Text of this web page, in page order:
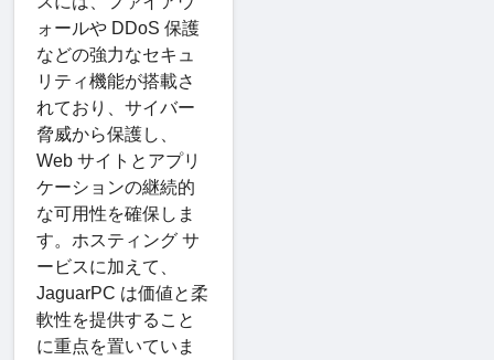
ォールや DDoS 保護
などの強力なセキュ
リティ機能が搭載さ
れており、サイバー
脅威から保護し、
Web サイトとアプリ
ケーションの継続的
な可用性を確保しま
す。ホスティング サ
ービスに加えて、
JaguarPC は価値と柔
軟性を提供すること
に重点を置いていま